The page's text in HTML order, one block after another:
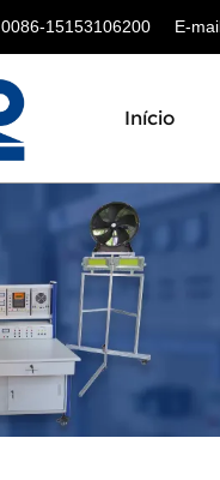
15153106200 E-
Início